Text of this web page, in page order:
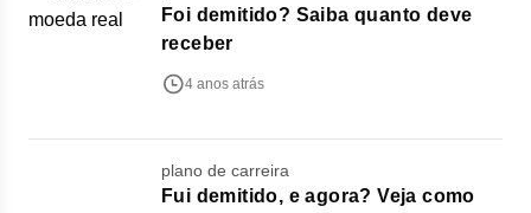
Foi demitido? Saiba quanto deve
receber
4 anos atrás
plano de carreira
Fui demitido, e agora? Veja como